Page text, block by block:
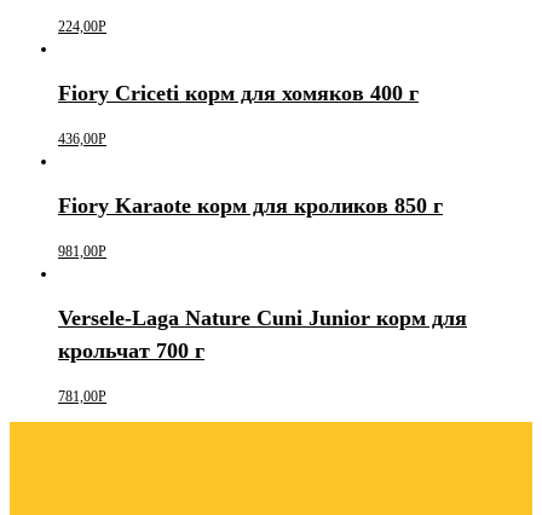
224,00Р
Fiory Criceti корм для хомяков 400 г
436,00Р
Fiory Karaote корм для кроликов 850 г
981,00Р
Versele-Laga Nature Cuni Junior корм для
крольчат 700 г
781,00Р